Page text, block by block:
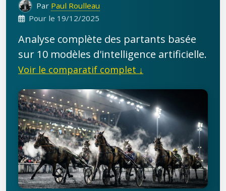
Par Paul Roulleau
Pour le 19/12/2025
Analyse complète des partants basée
sur 10 modèles d'intelligence artificielle.
Voir le comparatif complet ↓